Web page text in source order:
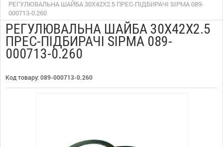
РЕГУЛЮВАЛЬНА ШАЙБА 30X42X2.5 ПРЕС-ПІДБИРАЧІ SIPMA 089-
000713-0.260
РЕГУЛЮВАЛЬНА ШАЙБА 30X42X2.5
ПРЕС-ПІДБИРАЧІ SIPMA 089-
000713-0.260
Код товару: 089-000713-0.260